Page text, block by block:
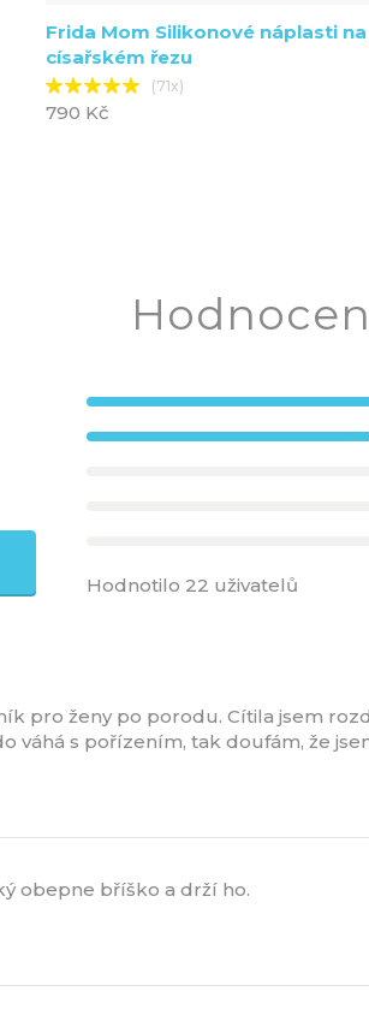
Frida Mom Silikonové náplasti
císařském řezu
(71x)
790 Kč
Hodnotilo 22 uživatelů
pro ženy po porodu. Cítila jsem
váhá s pořízením, tak doufám, že
obepne bříško a drží ho.